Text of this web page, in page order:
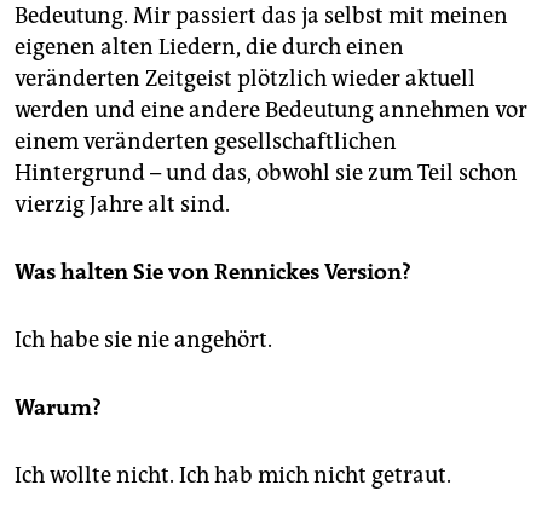
Bedeutung. Mir passiert das ja selbst mit meinen
eigenen alten Liedern, die durch einen
veränderten Zeitgeist plötzlich wieder aktuell
werden und eine andere Bedeutung annehmen vor
einem veränderten gesellschaftlichen
Hintergrund – und das, obwohl sie zum Teil schon
vierzig Jahre alt sind.
Was halten Sie von Rennickes Version?
Ich habe sie nie angehört.
Warum?
Ich wollte nicht. Ich hab mich nicht getraut.